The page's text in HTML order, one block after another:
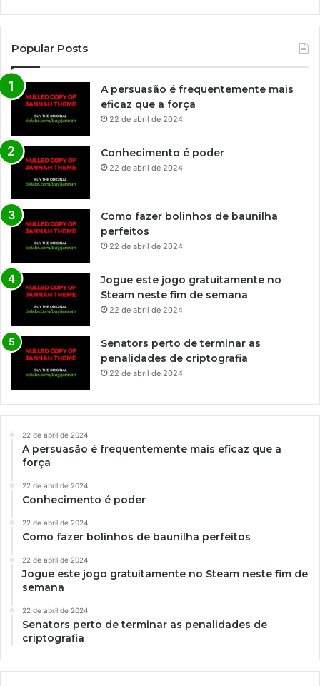
Popular Posts
A persuasão é frequentemente mais
eficaz que a força
22 de abril de 2024
Conhecimento é poder
22 de abril de 2024
Como fazer bolinhos de baunilha
perfeitos
22 de abril de 2024
Jogue este jogo gratuitamente no
Steam neste fim de semana
22 de abril de 2024
Senators perto de terminar as
penalidades de criptografia
22 de abril de 2024
22 de abril de 2024
A persuasão é frequentemente mais eficaz que a
força
22 de abril de 2024
Conhecimento é poder
22 de abril de 2024
Como fazer bolinhos de baunilha perfeitos
22 de abril de 2024
Jogue este jogo gratuitamente no Steam neste fim de
semana
22 de abril de 2024
Senators perto de terminar as penalidades de
criptografia